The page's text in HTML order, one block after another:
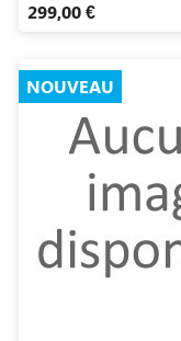
299,00 €
NOUVEAU